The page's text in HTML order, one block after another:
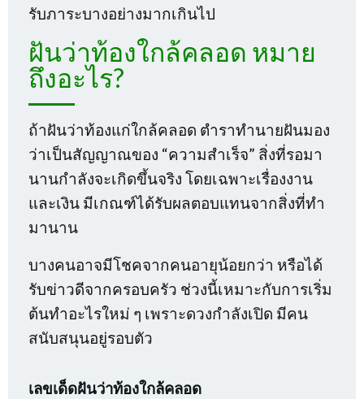
รับภาระบางอย่างมากเกินไป
ฝันว่าท้องใกล้คลอด หมาย
ถึงอะไร?
ถ้าฝันว่าท้องแก่ใกล้คลอด ตำราทำนายฝันมอง
ว่าเป็นสัญญาณของ “ความสำเร็จ” สิ่งที่รอมา
นานกำลังจะเกิดขึ้นจริง โดยเฉพาะเรื่องงาน
และเงิน มีเกณฑ์ได้รับผลตอบแทนจากสิ่งที่ทำ
มานาน
บางคนอาจมีโชคจากคนอายุน้อยกว่า หรือได้
รับข่าวดีจากครอบครัว ช่วงนี้เหมาะกับการเริ่ม
ต้นทำอะไรใหม่ ๆ เพราะดวงกำลังเปิด มีคน
สนับสนุนอยู่รอบตัว
เลขเด็ดฝันว่าท้องใกล้คลอด